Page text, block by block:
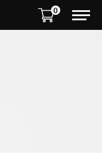
0